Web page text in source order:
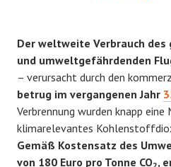
Der weltweite Verbrauch des
und umweltgefährdenden
– verursacht durch den
betrug im vergangenen Jahr
Verbrennung wurden knapp eine
klimarelevantes
Gemäß Kostensatz des
von 180 Euro pro Tonne CO ,